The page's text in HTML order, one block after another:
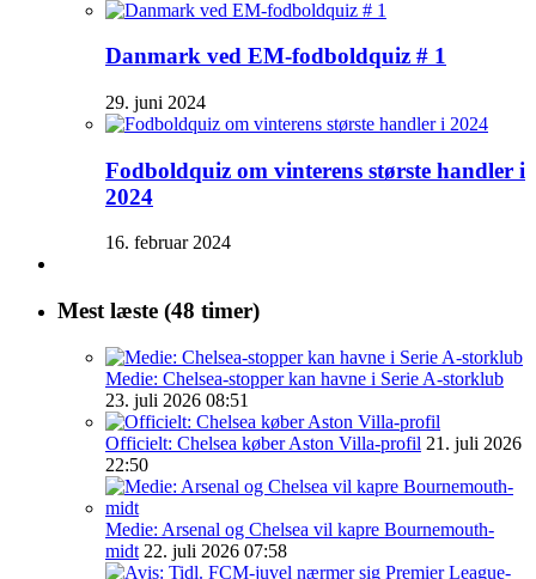
Danmark ved EM-fodboldquiz # 1
29. juni 2024
Fodboldquiz om vinterens største handler i
2024
16. februar 2024
Mest læste (48 timer)
Medie: Chelsea-stopper kan havne i Serie A-storklub
23. juli 2026 08:51
Officielt: Chelsea køber Aston Villa-profil 21. juli 2026
22:50
Medie: Arsenal og Chelsea vil kapre Bournemouth-
midt 22. juli 2026 07:58